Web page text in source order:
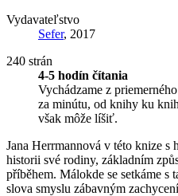
Vydavateľstvo
Sefer, 2017
240 strán
4-5 hodín čítania
Vychádzame z
za minútu, od knihy ku
však môže líšiť.
Jana Herrmannová v této knize s
historii své rodiny, základním
příběhem. Málokde se setkáme s
slova smyslu zábavným